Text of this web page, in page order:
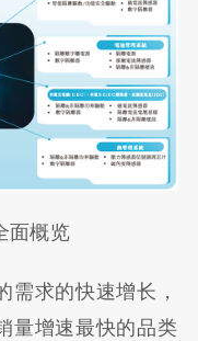
面概览
需求的快速增长，
量增速最快的品类